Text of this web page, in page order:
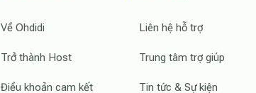
Về Ohdidi
Trở thành Host
Điều khoản cam kết
Liên hệ hỗ trợ
Trung tâm trợ giúp
Tin tức & Sự kiện